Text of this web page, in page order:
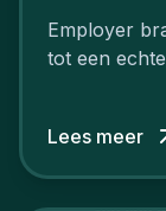
Employer
tot een
Lees meer